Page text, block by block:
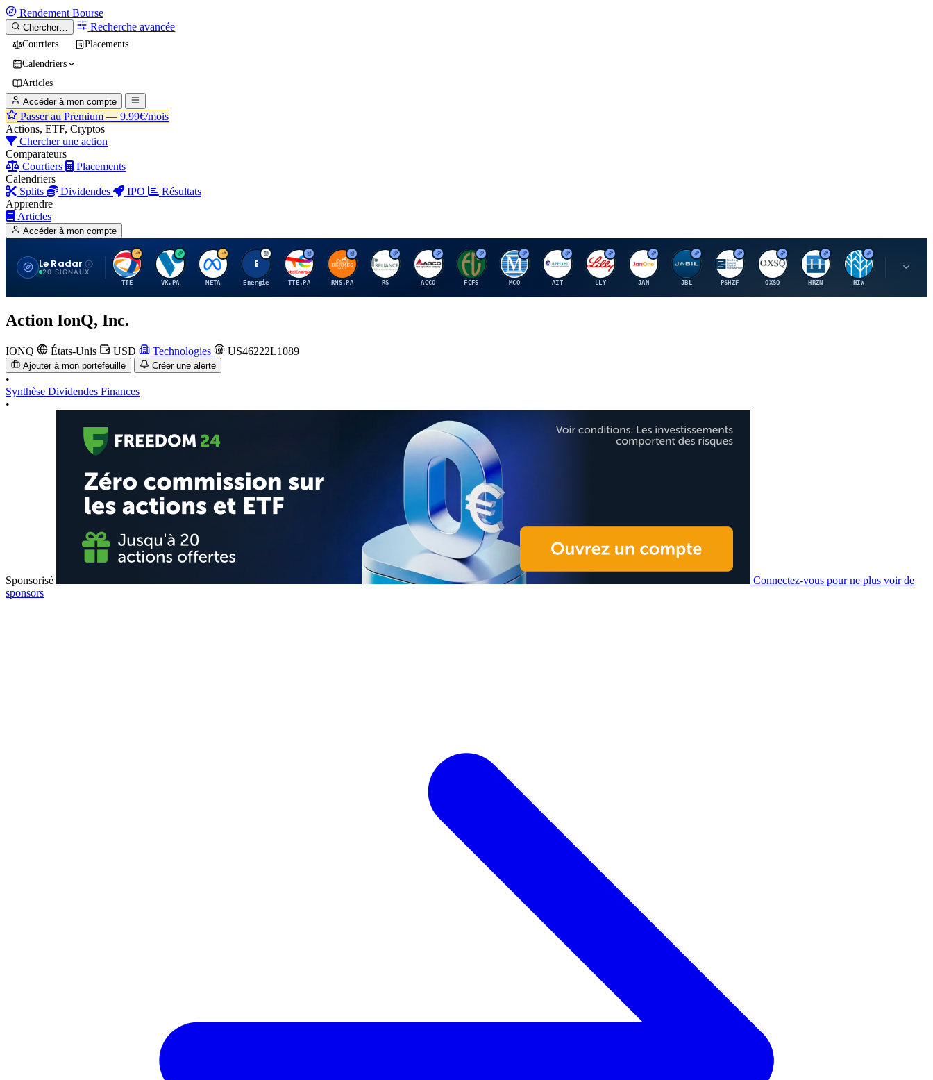
Rendement Bourse
Chercher… Recherche avancée
Courtiers
Placements
Calendriers
Articles
Accéder à mon compte
Passer au Premium — 9.99€/mois
Actions, ETF, Cryptos
Chercher une action
Comparateurs
Courtiers
Placements
Calendriers
Splits
Dividendes IPO
Résultats
Apprendre
Articles
Accéder à mon compte
Le Radar
20 SIGNAUX
T
TTE
V
VK.PA
M
META
E
Energie
T
TTE.PA
H
RMS.PA
R
RS
A
AGCO
F
FCFS
M
MCO
A
AIT
E
LLY
J
JAN
J
JBL
P
PSHZF
O
OXSQ
H
HRZN
H
HIW
U
Action IonQ, Inc.
IONQ États-Unis USD Technologies US46222L1089
Ajouter à mon portefeuille Créer une alerte
•
Synthèse Dividendes Finances
•
Sponsorisé
Connectez-vous pour ne plus voir de
sponsors